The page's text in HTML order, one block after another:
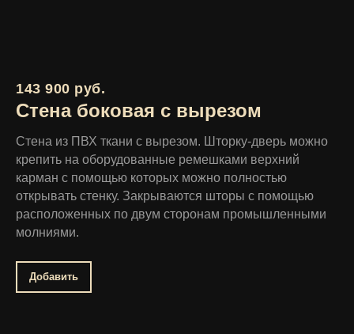
143 900 руб.
Стена боковая с вырезом
Стена из ПВХ ткани с вырезом. Шторку-дверь можно
крепить на оборудованные ремешками верхний
карман с помощью которых можно полностью
открывать стенку. Закрываются шторы с помощью
расположенных по двум сторонам промышленными
молниями.
Добавить